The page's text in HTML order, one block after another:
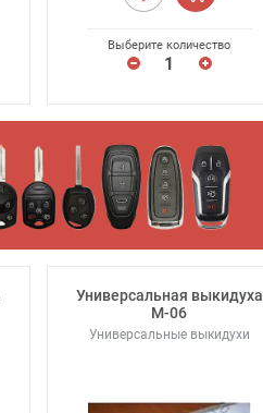
Выберите количество
Универсальная выкидуха
М-06
Универсальные выкидухи